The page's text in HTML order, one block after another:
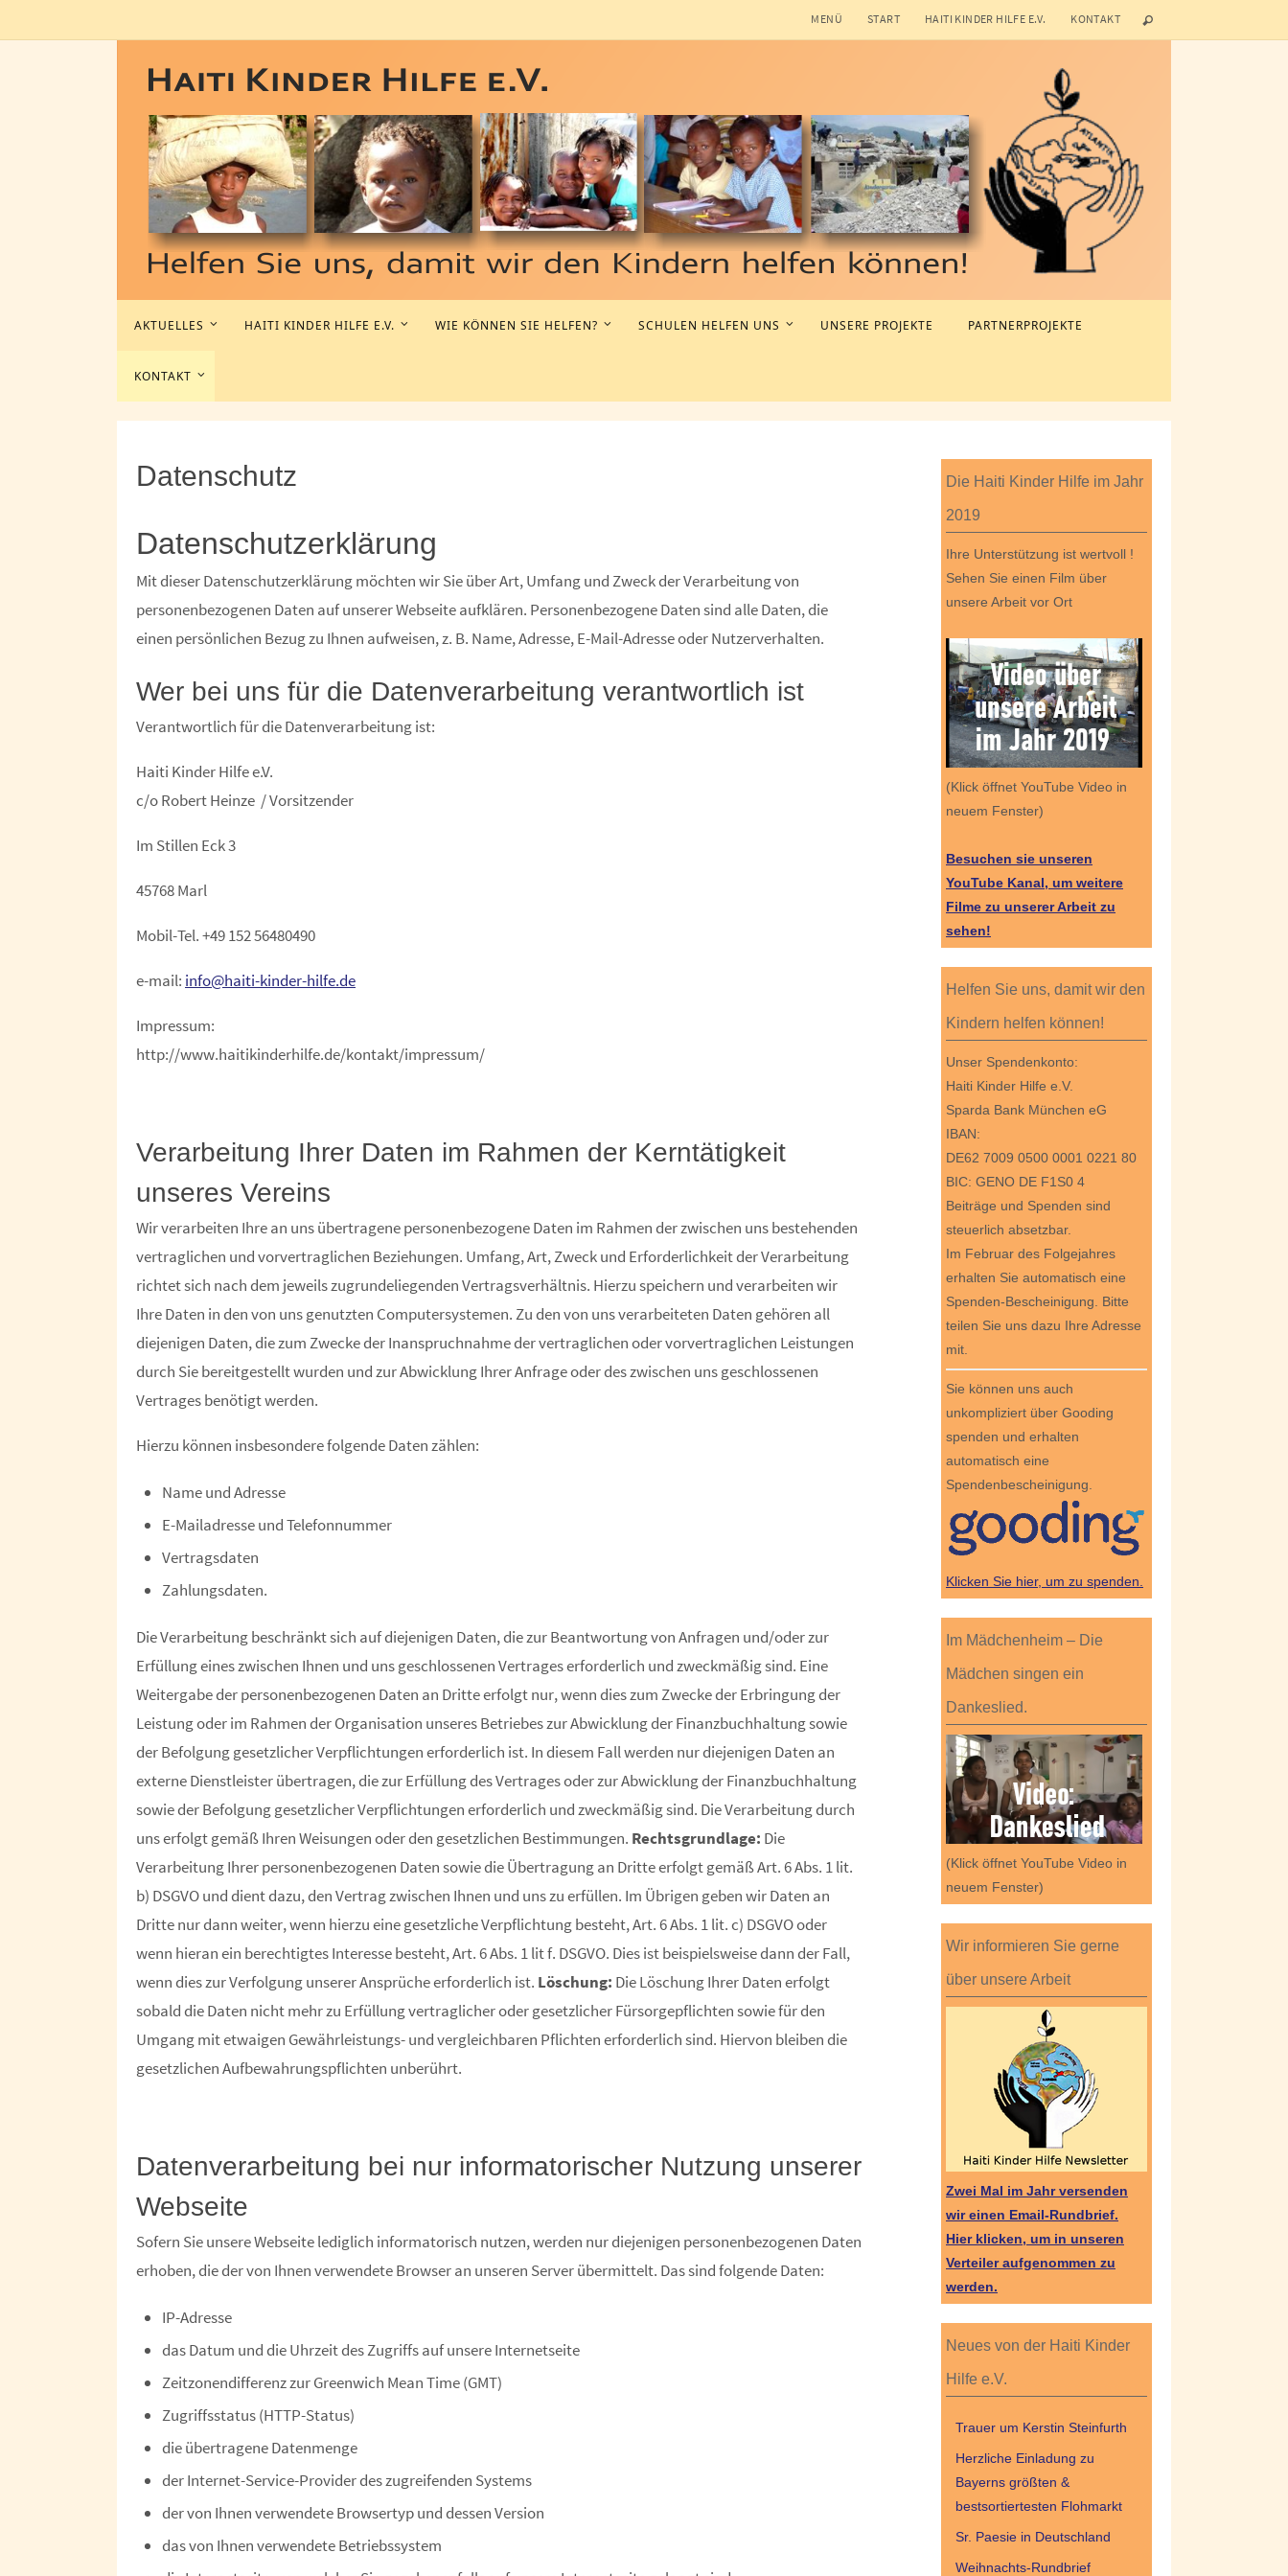
MENÜ START HAITI KINDER HILFE E.V. KONTAKT
Inhalt
AKTUELLES HAITI KINDER HILFE E.V. WIE KÖNNEN SIE HELFEN? SCHULEN HELFEN UNS UNSERE PROJEKTE PARTNERPROJEKTE
KONTAKT
Datenschutz
Datenschutzerklärung
Mit dieser Datenschutzerklärung möchten wir Sie über Art, Umfang und Zweck der Verarbeitung von
personenbezogenen Daten auf unserer Webseite aufklären. Personenbezogene Daten sind alle Daten, die
einen persönlichen Bezug zu Ihnen aufweisen, z. B. Name, Adresse, E-Mail-Adresse oder Nutzerverhalten.
Wer bei uns für die Datenverarbeitung verantwortlich ist
Verantwortlich für die Datenverarbeitung ist:
Haiti Kinder Hilfe e.V.
c/o Robert Heinze / Vorsitzender
Im Stillen Eck 3
45768 Marl
Mobil-Tel. +49 152 56480490
e-mail: info@haiti-kinder-hilfe.de
Impressum:
http://www.haitikinderhilfe.de/kontakt/impressum/
Verarbeitung Ihrer Daten im Rahmen der Kerntätigkeit
unseres Vereins
Wir verarbeiten Ihre an uns übertragene personenbezogene Daten im Rahmen der zwischen uns bestehenden
vertraglichen und vorvertraglichen Beziehungen. Umfang, Art, Zweck und Erforderlichkeit der Verarbeitung
richtet sich nach dem jeweils zugrundeliegenden Vertragsverhältnis. Hierzu speichern und verarbeiten wir
Ihre Daten in den von uns genutzten Computersystemen. Zu den von uns verarbeiteten Daten gehören all
diejenigen Daten, die zum Zwecke der Inanspruchnahme der vertraglichen oder vorvertraglichen Leistungen
durch Sie bereitgestellt wurden und zur Abwicklung Ihrer Anfrage oder des zwischen uns geschlossenen
Vertrages benötigt werden.
Hierzu können insbesondere folgende Daten zählen:
Name und Adresse
E-Mailadresse und Telefonnummer
Vertragsdaten
Zahlungsdaten.
Die Verarbeitung beschränkt sich auf diejenigen Daten, die zur Beantwortung von Anfragen und/oder zur
Erfüllung eines zwischen Ihnen und uns geschlossenen Vertrages erforderlich und zweckmäßig sind. Eine
Weitergabe der personenbezogenen Daten an Dritte erfolgt nur, wenn dies zum Zwecke der Erbringung der
Leistung oder im Rahmen der Organisation unseres Betriebes zur Abwicklung der Finanzbuchhaltung sowie
der Befolgung gesetzlicher Verpflichtungen erforderlich ist. In diesem Fall werden nur diejenigen Daten an
externe Dienstleister übertragen, die zur Erfüllung des Vertrages oder zur Abwicklung der Finanzbuchhaltung
sowie der Befolgung gesetzlicher Verpflichtungen erforderlich und zweckmäßig sind. Die Verarbeitung durch
uns erfolgt gemäß Ihren Weisungen oder den gesetzlichen Bestimmungen. Rechtsgrundlage: Die
Verarbeitung Ihrer personenbezogenen Daten sowie die Übertragung an Dritte erfolgt gemäß Art. 6 Abs. 1 lit.
b) DSGVO und dient dazu, den Vertrag zwischen Ihnen und uns zu erfüllen. Im Übrigen geben wir Daten an
Dritte nur dann weiter, wenn hierzu eine gesetzliche Verpflichtung besteht, Art. 6 Abs. 1 lit. c) DSGVO oder
wenn hieran ein berechtigtes Interesse besteht, Art. 6 Abs. 1 lit f. DSGVO. Dies ist beispielsweise dann der Fall,
wenn dies zur Verfolgung unserer Ansprüche erforderlich ist. Löschung: Die Löschung Ihrer Daten erfolgt
sobald die Daten nicht mehr zu Erfüllung vertraglicher oder gesetzlicher Fürsorgepflichten sowie für den
Umgang mit etwaigen Gewährleistungs- und vergleichbaren Pflichten erforderlich sind. Hiervon bleiben die
gesetzlichen Aufbewahrungspflichten unberührt.
Datenverarbeitung bei nur informatorischer Nutzung unserer
Webseite
Sofern Sie unsere Webseite lediglich informatorisch nutzen, werden nur diejenigen personenbezogenen Daten
erhoben, die der von Ihnen verwendete Browser an unseren Server übermittelt. Das sind folgende Daten:
IP-Adresse
das Datum und die Uhrzeit des Zugriffs auf unsere Internetseite
Zeitzonendifferenz zur Greenwich Mean Time (GMT)
Zugriffsstatus (HTTP-Status)
die übertragene Datenmenge
der Internet-Service-Provider des zugreifenden Systems
der von Ihnen verwendete Browsertyp und dessen Version
das von Ihnen verwendete Betriebssystem
Die Haiti Kinder Hilfe im Jahr
2019
Ihre Unterstützung ist wertvoll !
Sehen Sie einen Film über
unsere Arbeit vor Ort
(Klick öffnet YouTube Video in
neuem Fenster)
Besuchen sie unseren
YouTube Kanal, um weitere
Filme zu unserer Arbeit zu
sehen!
Helfen Sie uns, damit wir den
Kindern helfen können!
Unser Spendenkonto:
Haiti Kinder Hilfe e.V.
Sparda Bank München eG
IBAN:
DE62 7009 0500 0001 0221 80
BIC: GENO DE F1S0 4
Beiträge und Spenden sind
steuerlich absetzbar.
Im Februar des Folgejahres
erhalten Sie automatisch eine
Spenden-Bescheinigung. Bitte
teilen Sie uns dazu Ihre Adresse
mit.
Sie können uns auch
unkompliziert über Gooding
spenden und erhalten
automatisch eine
Spendenbescheinigung.
Klicken Sie hier, um zu spenden.
Im Mädchenheim – Die
Mädchen singen ein
Dankeslied.
(Klick öffnet YouTube Video in
neuem Fenster)
Wir informieren Sie gerne
über unsere Arbeit
Zwei Mal im Jahr versenden
wir einen Email-Rundbrief.
Hier klicken, um in unseren
Verteiler aufgenommen zu
werden.
Neues von der Haiti Kinder
Hilfe e.V.
Trauer um Kerstin Steinfurth
Herzliche Einladung zu
Bayerns größten &
bestsortiertesten Flohmarkt
Sr. Paesie in Deutschland
Weihnachts-Rundbrief